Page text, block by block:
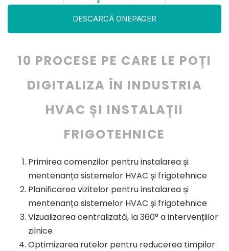
DESCARCĂ ONEPAGER
10 PROCESE PE CARE LE POȚI
DIGITALIZA ÎN INDUSTRIA
HVAC ȘI INSTALAȚII
FRIGOTEHNICE
Primirea comenzilor pentru instalarea și
mentenanța sistemelor HVAC și frigotehnice
Planificarea vizitelor pentru instalarea și
mentenanța sistemelor HVAC și frigotehnice
Vizualizarea centralizată, la 360° a intervențiilor
zilnice
Optimizarea rutelor pentru reducerea timpilor